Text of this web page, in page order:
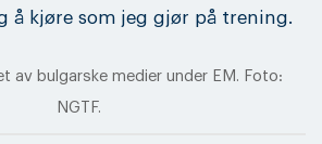
å kjøre som jeg gjør på trening.
av bulgarske medier under EM. Foto:
NGTF.